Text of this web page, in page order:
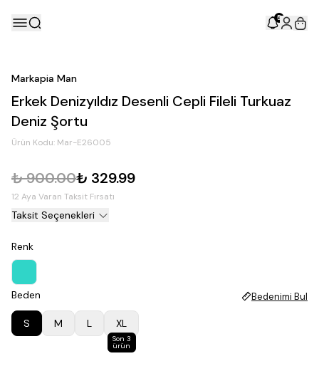
5
Markapia Man
Erkek Denizyıldız Desenli Cepli Fileli Turkuaz
Deniz Şortu
Ürün Kodu: Mar-E26005
₺ 900.00₺ 329.99
12 Aya Varan Taksit Fırsatı
Taksit Seçenekleri
Renk
Beden Bedenimi Bul
S M L XL
Son 3
ürün